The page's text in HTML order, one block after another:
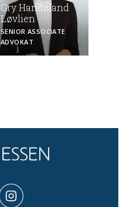
Gry Handeland
Løvlien
SENIOR ASSOCIATE
ADVOKAT